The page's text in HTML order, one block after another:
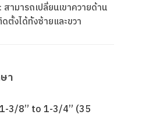
ามารถเปลี่ยนเขาควายด้าน
ตั้งได้ท้ังซ้ายและขวา
า
3/8” to 1-3/4” (35